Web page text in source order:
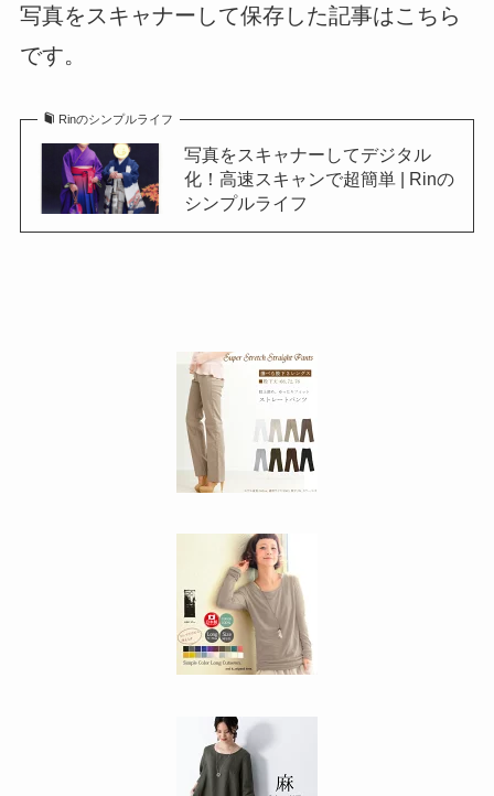
写真をスキャナーして保存した記事はこちら
です。
Rinのシンプルライフ
写真をスキャナーしてデジタル
化！高速スキャンで超簡単 | Rinの
シンプルライフ